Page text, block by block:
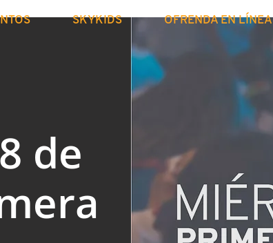
SKYKIDS OFRENDA EN LÍNEA
de